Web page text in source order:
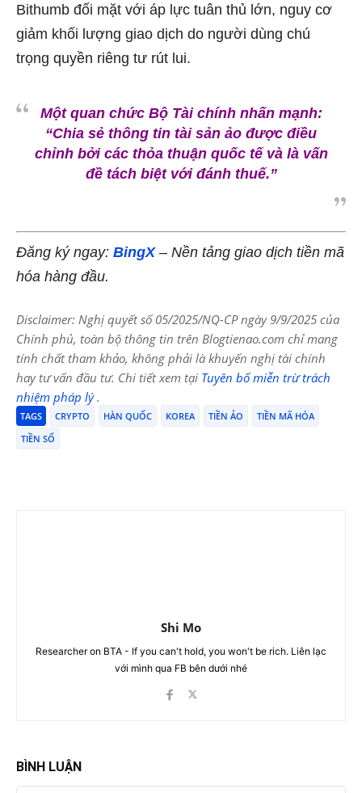
Bithumb đối mặt với áp lực tuân thủ lớn, nguy cơ
giảm khối lượng giao dịch do người dùng chú
trọng quyền riêng tư rút lui.
Một quan chức Bộ Tài chính nhấn mạnh:
“Chia sẻ thông tin tài sản ảo được điều
chỉnh bởi các thỏa thuận quốc tế và là vấn
đề tách biệt với đánh thuế.”
Đăng ký ngay: BingX– Nền tảng giao dịch tiền mã
hóa hàng đầu.
Disclaimer: Nghị quyết số 05/2025/NQ-CP ngày 9/9/2025 của
Chính phủ, toàn bộ thông tin trên Blogtienao.com chỉ mang
tính chất tham khảo, không phải là khuyến nghị tài chính
hay tư vấn đầu tư. Chi tiết xem tại Tuyên bố miễn trừ trách
nhiệm pháp lý.
TAGS CRYPTO HÀN QUỐC KOREA TIỀN ẢO
TIỀN MÃ HÓA
TIỀN SỐ
Shi Mo
Researcher on BTA - If you can't hold, you won't be rich. Liên lạc
với mình qua FB bên dưới nhé
BÌNH LUẬN